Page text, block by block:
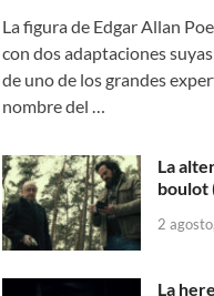
La figura de Edgar Allan
con dos adaptaciones
de uno de los grandes
nombre del …
La
boulot
2
La